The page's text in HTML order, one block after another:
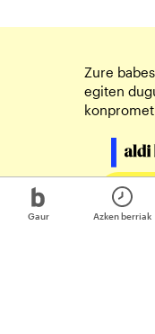
Gaur Azken berriak
Zure
egiten